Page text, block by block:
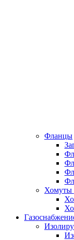
Фланцы
Хомуты